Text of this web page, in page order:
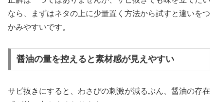
なら、まずはネタの上に少量置く方法から試すと違いをつ
かみやすいです。
醤油の量を控えると素材感が見えやすい
サビ抜きにすると、わさびの刺激が減るぶん、醤油の存在